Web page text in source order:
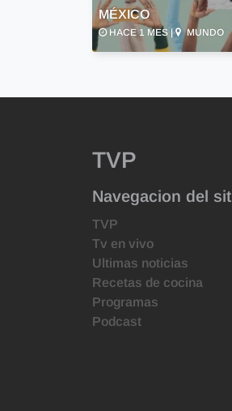
MÉXICO
HACE 1 MES | MUNDO
TVP
Navegacion del
TVP
Tv en vivo
Ultimas noticias
Recetas de cocina
Programas
Podcast